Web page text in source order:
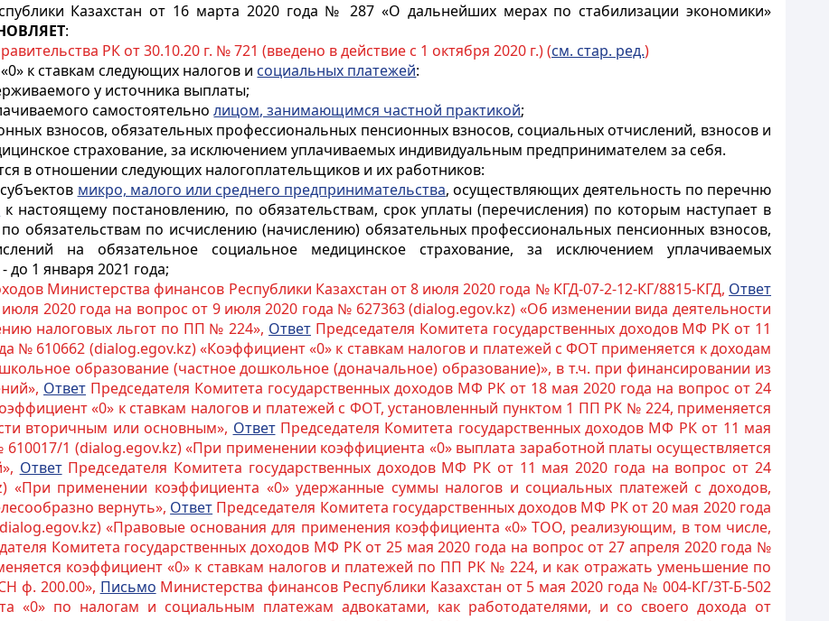
Казахстан от 16 марта 2020 года № 287 «О дальнейших мерах по стабилизации экономики»
:
РК от 30.10.20 г. № 721 (введено в действие с 1 октября 2020 г.) (см. стар. ред.)
к ставкам следующих налогов и социальных платежей:
у источника выплаты;
самостоятельнолицом, занимающимся частной практикой;
взносов, обязательных профессиональных пенсионных взносов, социальных отчислений, взносов и
страхование, за исключением уплачиваемых индивидуальным предпринимателем за себя.
в отношении следующих налогоплательщиков и их работников:
микро, малого или среднего предпринимательства, осуществляющих деятельность по перечню
к настоящему постановлению, по обязательствам, срок уплаты (перечисления) по которым наступает в
обязательствам по исчислению (начислению) обязательных профессиональных пенсионных взносов,
на обязательное социальное медицинское страхование, за исключением уплачиваемых
1 января 2021 года;
Министерства финансов Республики Казахстан от 8 июля 2020 года № КГД-07-2-12-КГ/8815-КГД, Ответ
2020 года на вопрос от 9 июля 2020 года № 627363 (dialog.egov.kz) «Об изменении вида деятельности
налоговых льгот по ПП № 224», Ответ Председателя Комитета государственных доходов МФ РК от 11
№ 610662 (dialog.egov.kz) «Коэффициент «0» к ставкам налогов и платежей с ФОТ применяется к доходам
образование (частное дошкольное (доначальное) образование)», в т.ч. при финансировании из
Ответ Председателя Комитета государственных доходов МФ РК от 18 мая 2020 года на вопрос от 24
«0» к ставкам налогов и платежей с ФОТ, установленный пунктом 1 ПП РК № 224, применяется
вторичным или основным», ОтветПредседателя Комитета государственных доходов МФ РК от 11 мая
1 (dialog.egov.kz) «При применении коэффициента «0» выплата заработной платы осуществляется
ОтветПредседателя Комитета государственных доходов МФ РК от 11 мая 2020 года на вопрос от 24
«При применении коэффициента «0» удержанные суммы налогов и социальных платежей с доходов,
вернуть», Ответ Председателя Комитета государственных доходов МФ РК от 20 мая 2020 года
«Правовые основания для применения коэффициента «0» ТОО, реализующим, в том числе,
Комитета государственных доходов МФ РК от 25 мая 2020 года на вопрос от 27 апреля 2020 года №
коэффициент «0» к ставкам налогов и платежей по ПП РК № 224, и как отражать уменьшение по
ф. 200.00», Письмо Министерства финансов Республики Казахстан от 5 мая 2020 года № 004-КГ/ЗТ-Б-502
«0» по налогам и социальным платежам адвокатами, как работодателями, и со своего дохода от